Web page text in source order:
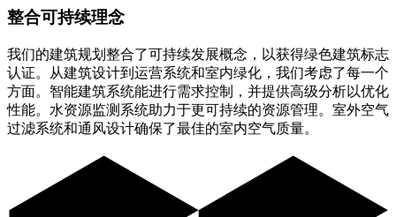
整合可持续理念
我们的建筑规划整合了可持续发展概念，以获得绿色建筑标志
认证。从建筑设计到运营系统和室内绿化，我们考虑了每一个
方面。智能建筑系统能进行需求控制，并提供高级分析以优化
性能。水资源监测系统助力于更可持续的资源管理。室外空气
过滤系统和通风设计确保了最佳的室内空气质量。